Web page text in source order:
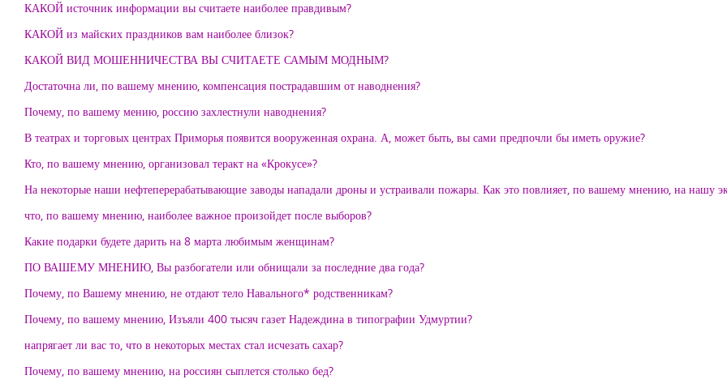
КАКОЙ источник информации вы считаете наиболее правдивым?
КАКОЙ из майских праздников вам наиболее близок?
КАКОЙ ВИД МОШЕННИЧЕСТВА ВЫ СЧИТАЕТЕ САМЫМ МОДНЫМ?
Достаточна ли, по вашему мнению, компенсация пострадавшим от наводнения?
Почему, по вашему мению, россию захлестнули наводнения?
В театрах и торговых центрах Приморья появится вооруженная охрана. А, может быть, вы сами предпочли бы иметь оружие?
Кто, по вашему мнению, организовал теракт на «Крокусе»?
На некоторые наши нефтеперерабатывающие заводы нападали дроны и устраивали пожары. Как это повлияет, по вашему мнению, на нашу
что, по вашему мнению, наиболее важное произойдет после выборов?
Какие подарки будете дарить на 8 марта любимым женщинам?
ПО ВАШЕМУ МНЕНИЮ, Вы разбогатели или обнищали за последние два года?
Почему, по Вашему мнению, не отдают тело Навального* родственникам?
Почему, по вашему мнению, Изъяли 400 тысяч газет Надеждина в типографии Удмуртии?
напрягает ли вас то, что в некоторых местах стал исчезать сахар?
Почему, по вашему мнению, на россиян сыплется столько бед?